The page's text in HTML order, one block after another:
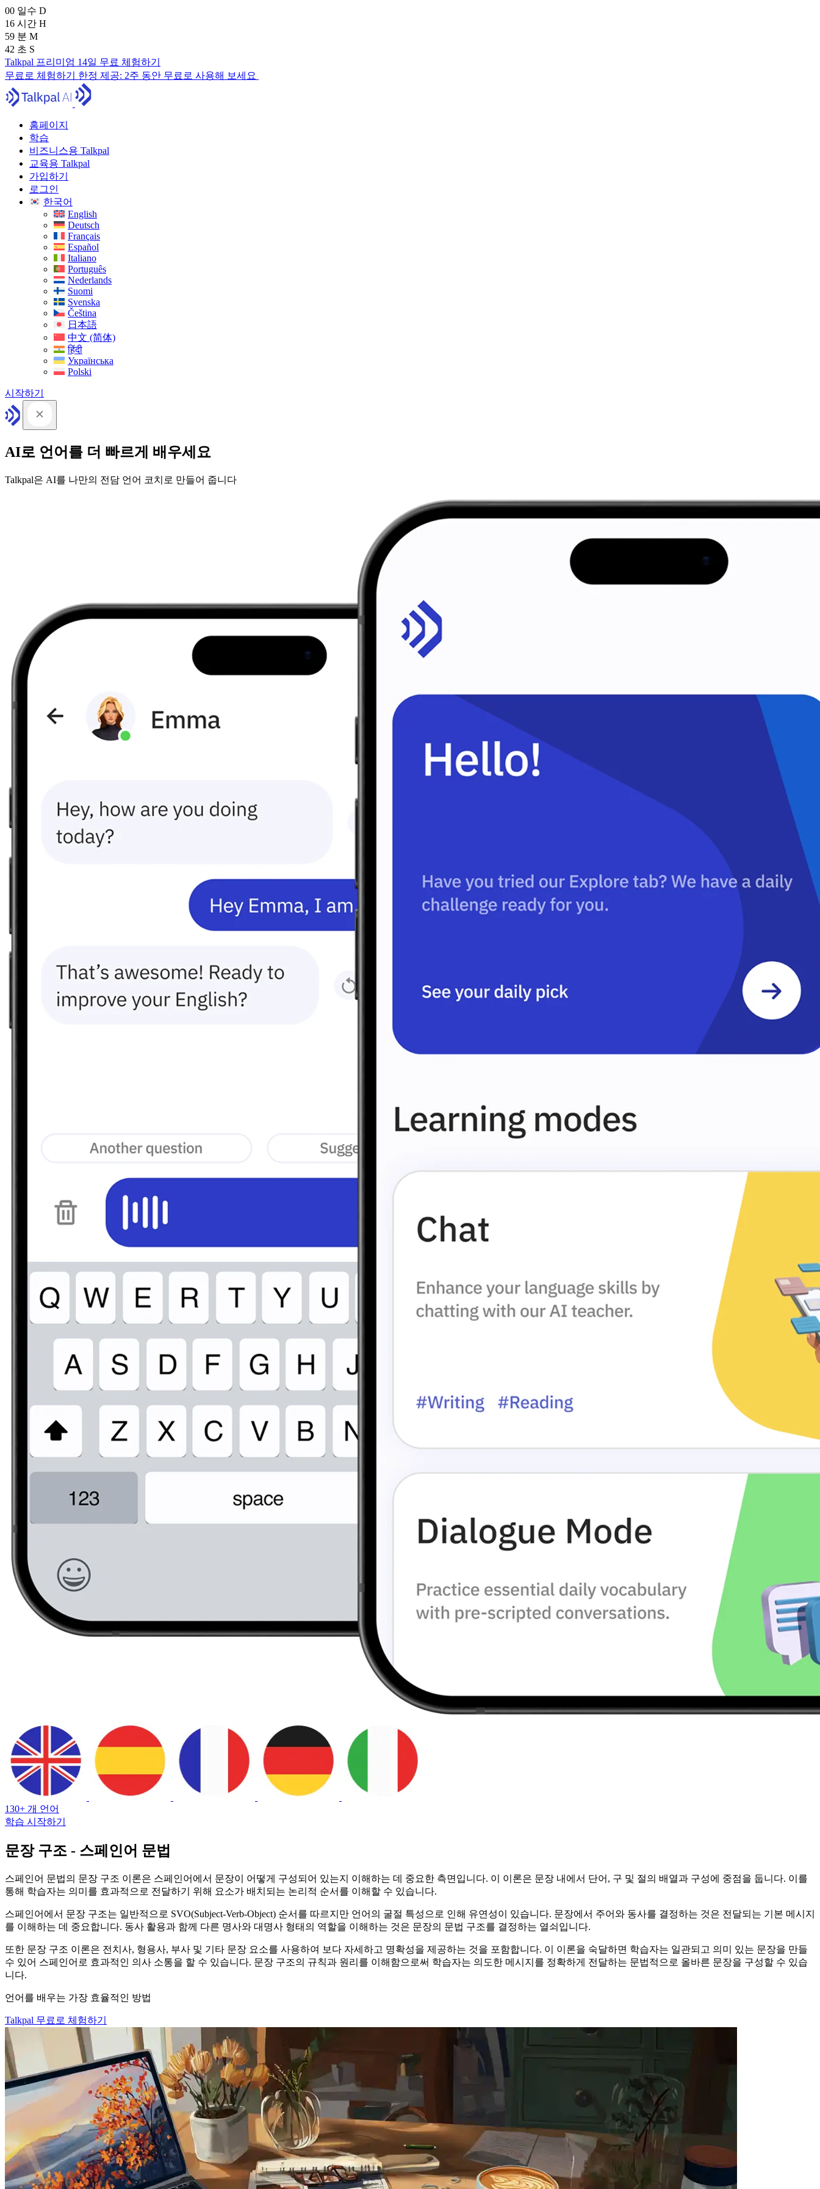
00 일수 D
16 시간 H
59 분 M
40 초 S
Talkpal 프리미엄 14일 무료 체험하기
무료로 체험하기 한정 제공: 2주 동안 무료로 사용해 보세요
홈페이지
학습
비즈니스용 Talkpal
교육용 Talkpal
가입하기
로그인
한국어
English
Deutsch
Français
Español
Italiano
Português
Nederlands
Suomi
Svenska
Čeština
日本語
中文 (简体)
हिंदी
Українська
Polski
시작하기
AI로 언어를 더 빠르게 배우세요
Talkpal은 AI를 나만의 전담 언어 코치로 만들어 줍니다
130+ 개 언어
학습 시작하기
문장 구조 - 스페인어 문법
스페인어 문법의 문장 구조 이론은 스페인어에서 문장이 어떻게 구성되어 있는지 이해하는 데 중요한 측면입니다. 이 이론은 문장 내에서 단어, 구 및 절의 배열과 구성에 중점을 둡니다. 이를
통해 학습자는 의미를 효과적으로 전달하기 위해 요소가 배치되는 논리적 순서를 이해할 수 있습니다.
스페인어에서 문장 구조는 일반적으로 SVO(Subject-Verb-Object) 순서를 따르지만 언어의 굴절 특성으로 인해 유연성이 있습니다. 문장에서 주어와 동사를 결정하는 것은 전달되는 기본 메시지
를 이해하는 데 중요합니다. 동사 활용과 함께 다른 명사와 대명사 형태의 역할을 이해하는 것은 문장의 문법 구조를 결정하는 열쇠입니다.
또한 문장 구조 이론은 전치사, 형용사, 부사 및 기타 문장 요소를 사용하여 보다 자세하고 명확성을 제공하는 것을 포함합니다. 이 이론을 숙달하면 학습자는 일관되고 의미 있는 문장을 만들
수 있어 스페인어로 효과적인 의사 소통을 할 수 있습니다. 문장 구조의 규칙과 원리를 이해함으로써 학습자는 의도한 메시지를 정확하게 전달하는 문법적으로 올바른 문장을 구성할 수 있습
니다.
언어를 배우는 가장 효율적인 방법
Talkpal 무료로 체험하기